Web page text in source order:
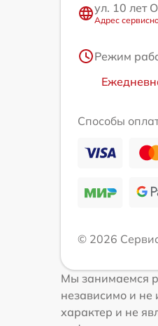
ул. 10 лет
Адрес
Режим
Способы
© 2026
Мы занимаемся
независимо и не
характер и не